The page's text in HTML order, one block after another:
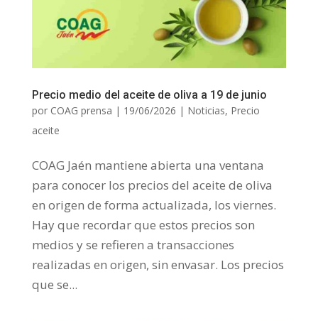
Precio medio del aceite de oliva a 19 de junio
por COAG prensa | 19/06/2026 | Noticias, Precio
aceite
COAG Jaén mantiene abierta una ventana
para conocer los precios del aceite de oliva
en origen de forma actualizada, los viernes.
Hay que recordar que estos precios son
medios y se refieren a transacciones
realizadas en origen, sin envasar. Los precios
que se...